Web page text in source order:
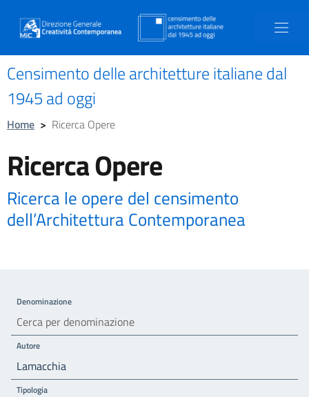
Censimento delle architetture italiane dal
1945 ad oggi
Home > Ricerca Opere
Ricerca Opere
Ricerca le opere del censimento
dell’Architettura Contemporanea
Denominazione
Autore
Tipologia